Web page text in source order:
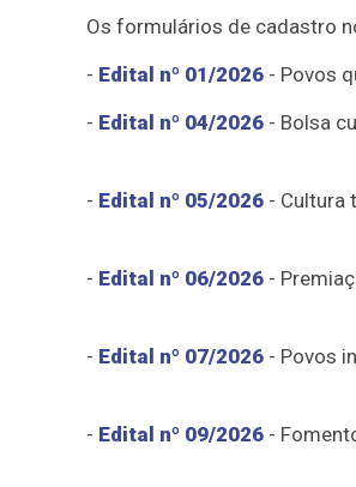
Os formulários de cadastro
- Edital nº 01/2026 - Povos
- Edital nº 04/2026 - Bolsa
- Edital nº 05/2026 - Cultura
- Edital nº 06/2026 -
- Edital nº 07/2026 - Povos
- Edital nº 09/2026 -